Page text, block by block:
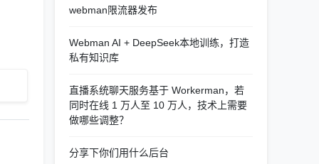
webman限流器发布
Webman AI + DeepSeek本地训练，打造
私有知识库
直播系统聊天服务基于 Workerman，若
同时在线 1 万人至 10 万人，技术上需要
做哪些调整？
分享下你们用什么后台